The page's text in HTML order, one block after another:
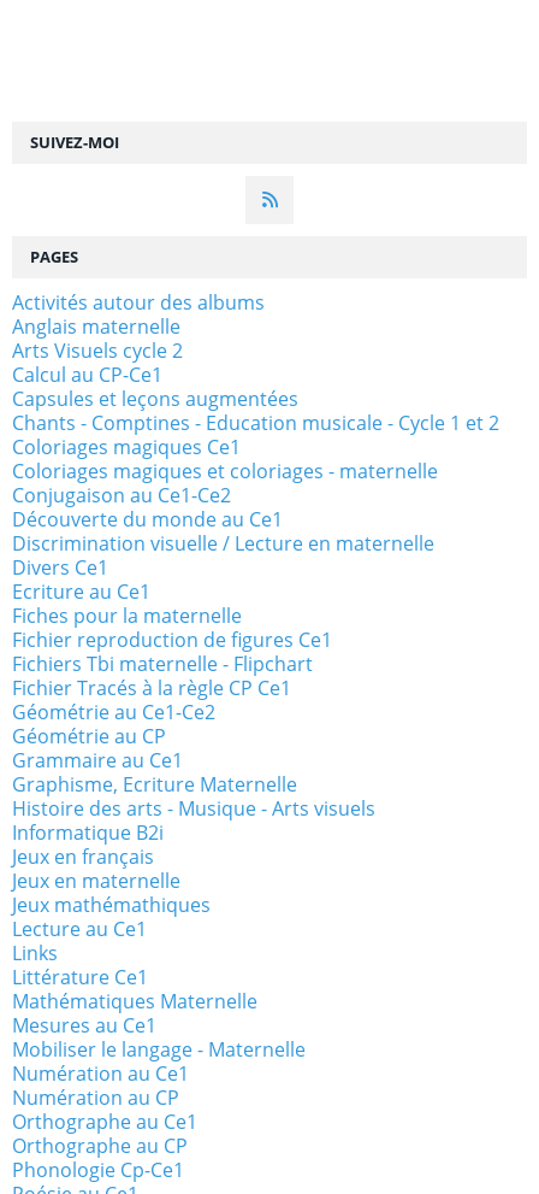
SUIVEZ-MOI
PAGES
Activités autour des albums
Anglais maternelle
Arts Visuels cycle 2
Calcul au CP-Ce1
Capsules et leçons augmentées
Chants - Comptines - Education musicale - Cycle 1 et 2
Coloriages magiques Ce1
Coloriages magiques et coloriages - maternelle
Conjugaison au Ce1-Ce2
Découverte du monde au Ce1
Discrimination visuelle / Lecture en maternelle
Divers Ce1
Ecriture au Ce1
Fiches pour la maternelle
Fichier reproduction de figures Ce1
Fichiers Tbi maternelle - Flipchart
Fichier Tracés à la règle CP Ce1
Géométrie au Ce1-Ce2
Géométrie au CP
Grammaire au Ce1
Graphisme, Ecriture Maternelle
Histoire des arts - Musique - Arts visuels
Informatique B2i
Jeux en français
Jeux en maternelle
Jeux mathémathiques
Lecture au Ce1
Links
Littérature Ce1
Mathématiques Maternelle
Mesures au Ce1
Mobiliser le langage - Maternelle
Numération au Ce1
Numération au CP
Orthographe au Ce1
Orthographe au CP
Phonologie Cp-Ce1